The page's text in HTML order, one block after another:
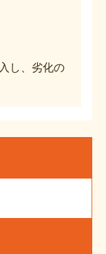
し、劣化の